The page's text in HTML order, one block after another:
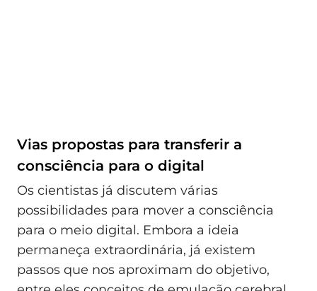
Vias propostas para transferir a
consciência para o digital
Os cientistas já discutem várias
possibilidades para mover a consciência
para o meio digital. Embora a ideia
permaneça extraordinária, já existem
passos que nos aproximam do objetivo,